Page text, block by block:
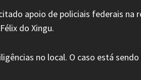
apoio de policiais federais
do Xingu.
no local. O caso está